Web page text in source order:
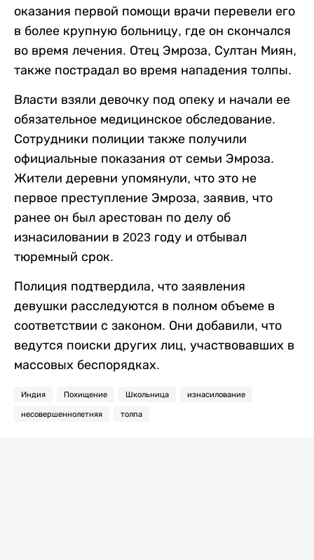
оказания первой помощи врачи перевели его
в более крупную больницу, где он скончался
во время лечения. Отец Эмроза, Султан Миян,
также пострадал во время нападения толпы.
Власти взяли девочку под опеку и начали ее
обязательное медицинское обследование.
Сотрудники полиции также получили
официальные показания от семьи Эмроза.
Жители деревни упомянули, что это не
первое преступление Эмроза, заявив, что
ранее он был арестован по делу об
изнасиловании в 2023 году и отбывал
тюремный срок.
Полиция подтвердила, что заявления
девушки расследуются в полном объеме в
соответствии с законом. Они добавили, что
ведутся поиски других лиц, участвовавших в
массовых беспорядках.
Индия Похищение Школьница изнасилование
несовершеннолетняя толпа